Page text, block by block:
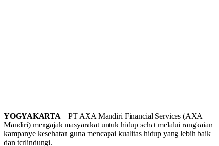
YOGYAKARTA – PT AXA Mandiri Financial Services (AXA
Mandiri) mengajak masyarakat untuk hidup sehat melalui rangkaian
kampanye kesehatan guna mencapai kualitas hidup yang lebih baik
dan terlindungi.